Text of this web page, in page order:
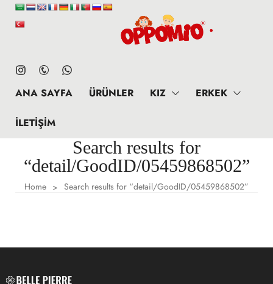
ANA SAYFA ÜRÜNLER KIZ ERKEK
İLETIŞIM
Search results for
“detail/GoodID/05459868502”
Home > Search results for “detail/GoodID/05459868502”